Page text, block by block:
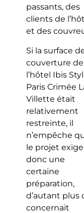
passants, des
clients de
et des
Si la surface
couverture de
l’hôtel Ibis
Paris Crimée
Villette était
relativement
restreinte, il
n’empêche
le projet
donc une
certaine
préparation,
d’autant plus
concernait